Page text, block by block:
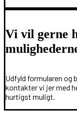
Vi vil gerne
Udfyld formularen og
kontakter vi jer med
hurtigst muligt.